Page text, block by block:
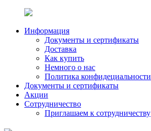
Информация
Документы и сертификаты
Доставка
Как купить
Немного о нас
Политика конфидециальности
Документы и сертификаты
Акции
Сотрудничество
Приглашаем к сотрудничеству